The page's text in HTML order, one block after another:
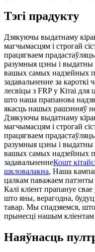
Тэгі прадукту
Дзякуючы выдатнаму
магчымасцям і строгай
працягваем
разумныя цэны і выдатны
вашых самых надзейных
задавальненне за кароткі
лесвіцы з FRP у Кітаі
што наша прапанова
якасць нашых рашэнняў
Дзякуючы выдатнаму
магчымасцям і строгай
працягваем
разумныя цэны і выдатны
вашых самых надзейных
задавальненнеКошт
шкловалакна, Наша
цалкам паважаем патэнты
Калі кліент прапануе
што яны, верагодна,
тавар. Мы спадзяемся,
прынесці нашым кліентам
Наяўнасць